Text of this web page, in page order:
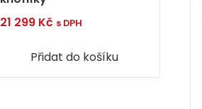
21 299 Kč s DPH
Přidat do košíku